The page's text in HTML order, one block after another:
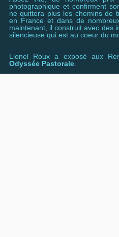
photographique et confirment
ne quittera plus les chemins de
en France et dans de
maintenant, il construit avec des
silencieuse qui est au coeur du
Lionel Roux a exposé aux
Odyssée Pastorale